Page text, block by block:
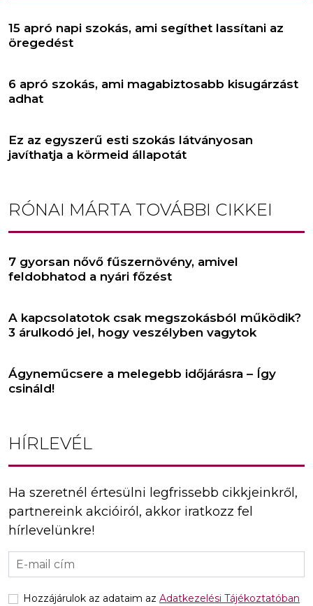
15 apró napi szokás, ami segíthet lassítani az
öregedést
6 apró szokás, ami magabiztosabb kisugárzást
adhat
Ez az egyszerű esti szokás látványosan
javíthatja a körmeid állapotát
RÓNAI MÁRTA TOVÁBBI CIKKEI
7 gyorsan nővő fűszernövény, amivel
feldobhatod a nyári főzést
A kapcsolatotok csak megszokásból működik?
3 árulkodó jel, hogy veszélyben vagytok
Ágyneműcsere a melegebb időjárásra – Így
csináld!
HÍRLEVÉL
Ha szeretnél értesülni legfrissebb cikkjeinkről,
partnereink akcióiról, akkor iratkozz fel
hírlevelünkre!
Hozzájárulok az adataim az Adatkezelési Tájékoztatóban